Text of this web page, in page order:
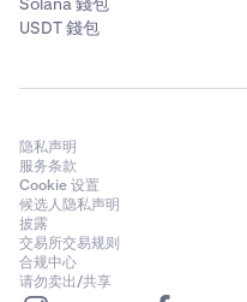
USDT 錢包
隐私声明
服务条款
Cookie 设置
候选人隐私声明
披露
交易所交易规则
合规中心
请勿卖出/共享